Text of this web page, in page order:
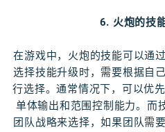
6. 火炮的技
在游戏中，火炮的技能可以通
选择技能升级时，需要根据自
行选择。通常情况下，可以优
单体输出和范围控制能力。而
团队战略来选择，如果团队需